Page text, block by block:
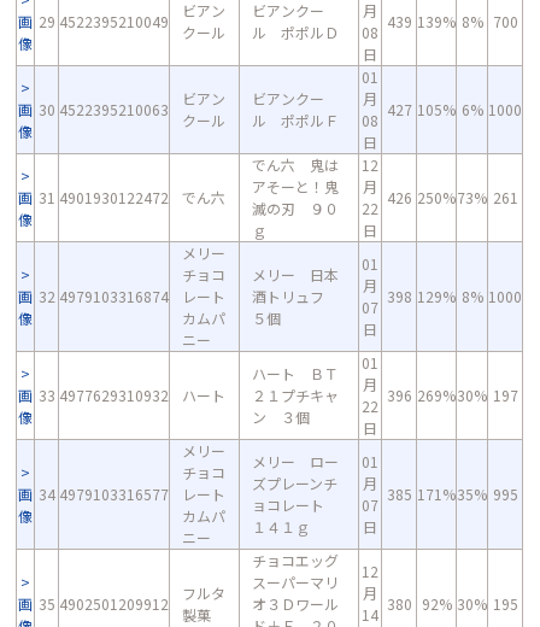
画
像
29 4522395210049
ビアン
クール
ビアンクー
ル ポポルＤ
月
08
日
439 139% 8% 700
画
像
30 4522395210063
ビアン
クール
ビアンクー
ル ポポルＦ
01
月
08
日
427 105% 6% 1000
画
像
31 4901930122472 でん六
でん六 鬼は
アそーと！鬼
滅の刃 ９０
ｇ
12
月
22
日
426 250%73% 261
画
像
32 4979103316874
メリー
チョコ
レート
カムパ
ニー
メリー 日本
酒トリュフ
５個
01
月
07
日
398 129% 8% 1000
画
像
33 4977629310932 ハート
ハート ＢＴ
２１プチキャ
ン ３個
01
月
22
日
396 269%30% 197
画
像
34 4979103316577
メリー
チョコ
レート
カムパ
ニー
メリー ロー
ズプレーンチ
ョコレート
１４１ｇ
01
月
07
日
385 171%35% 995
画 35 4902501209912
フルタ
製菓
チョコエッグ
スーパーマリ
オ３Ｄワール
12
月
14
380 92% 30% 195